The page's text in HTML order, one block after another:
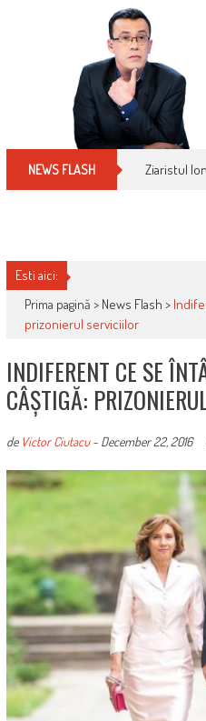
NEWS FLASH Ziaristul
Esti aici:
Prima pagină > News Flash >
prizonierul serviciilor
INDIFERENT CE SE
CÂȘTIGĂ:
de Victor Ciutacu- December 22, 2016